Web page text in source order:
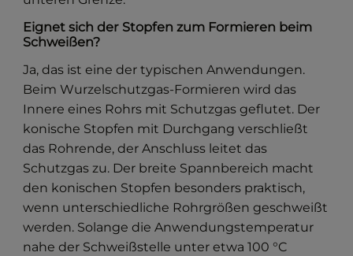
Eignet sich der Stopfen zum Formieren beim
Schweißen?
Ja, das ist eine der typischen Anwendungen.
Beim Wurzelschutzgas-Formieren wird das
Innere eines Rohrs mit Schutzgas geflutet. Der
konische Stopfen mit Durchgang verschließt
das Rohrende, der Anschluss leitet das
Schutzgas zu. Der breite Spannbereich macht
den konischen Stopfen besonders praktisch,
wenn unterschiedliche Rohrgrößen geschweißt
werden. Solange die Anwendungstemperatur
nahe der Schweißstelle unter etwa 100 °C